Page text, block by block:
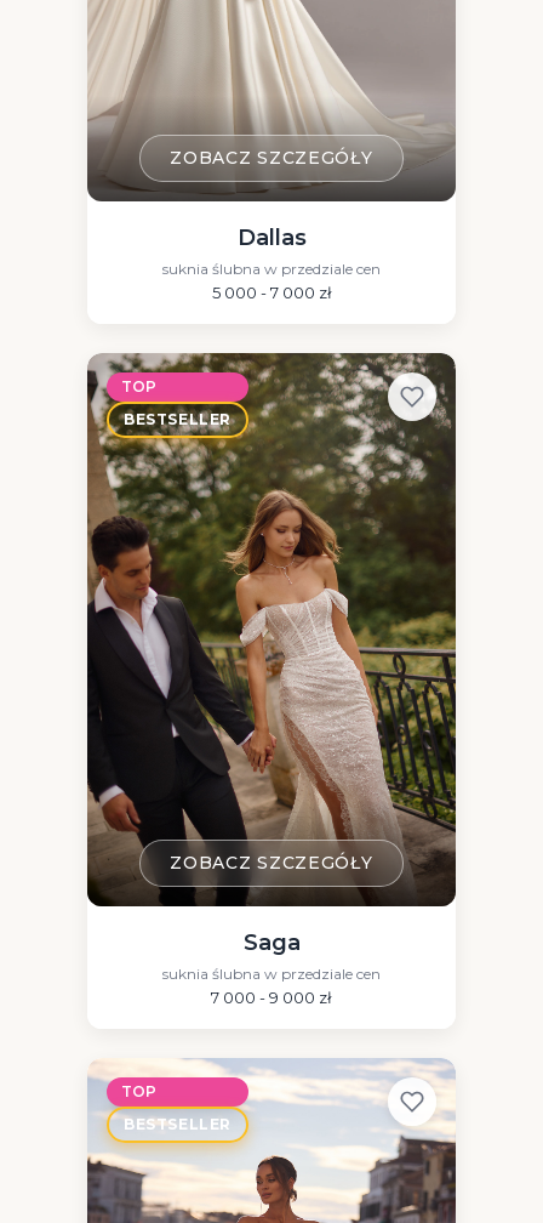
ZOBACZ SZCZEGÓŁY
Dallas
suknia ślubna w przedziale cen
5 000 - 7 000 zł
TOP
BESTSELLER
ZOBACZ SZCZEGÓŁY
Saga
suknia ślubna w przedziale cen
7 000 - 9 000 zł
TOP
BESTSELLER